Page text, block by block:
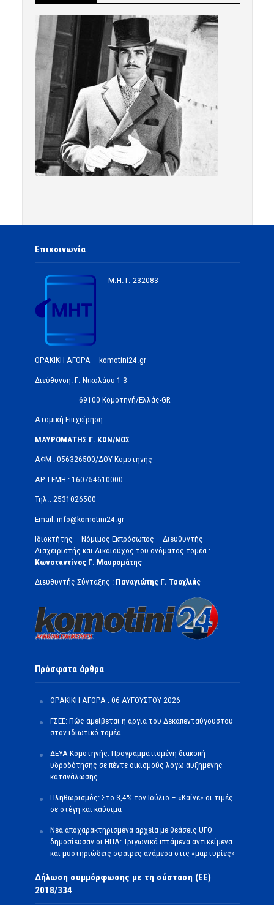
Επικοινωνία
Μ.Η.Τ. 232083
ΘΡΑΚΙΚΗ ΑΓΟΡΑ – komotini24.gr
Διεύθυνση: Γ. Νικολάου 1-3
69100 Κομοτηνή/Ελλάς-GR
Ατομική Επιχείρηση
ΜΑΥΡΟΜΑΤΗΣ Γ. ΚΩΝ/ΝΟΣ
ΑΦΜ : 056326500/ΔOΥ Κομοτηνής
ΑΡ.ΓΕΜΗ : 160754610000
Τηλ.: 2531026500
Email: info@komotini24.gr
Ιδιοκτήτης – Νόμιμος Εκπρόσωπος – Διευθυντής –
Διαχειριστής και Δικαιούχος του ονόματος τομέα :
Κωνσταντίνος Γ. Μαυρομάτης
Διευθυντής Σύνταξης : Παναγιώτης Γ. Τσοχλιάς
Πρόσφατα άρθρα
ΘΡΑΚΙΚΗ ΑΓΟΡΑ : 06 ΑΥΓΟΥΣΤΟΥ 2026
ΓΣΕΕ: Πώς αμείβεται η αργία του Δεκαπενταύγουστου
στον ιδιωτικό τομέα
ΔΕΥΑ Κομοτηνής: Προγραμματισμένη διακοπή
υδροδότησης σε πέντε οικισμούς λόγω αυξημένης
κατανάλωσης
Πληθωρισμός: Στο 3,4% τον Ιούλιο – «Καίνε» οι τιμές
σε στέγη και καύσιμα
Νέα αποχαρακτηρισμένα αρχεία με θεάσεις UFO
δημοσίευσαν οι ΗΠΑ: Τριγωνικά ιπτάμενα αντικείμενα
και μυστηριώδεις σφαίρες ανάμεσα στις «μαρτυρίες»
Δήλωση συμμόρφωσης με τη σύσταση (ΕΕ)
2018/334